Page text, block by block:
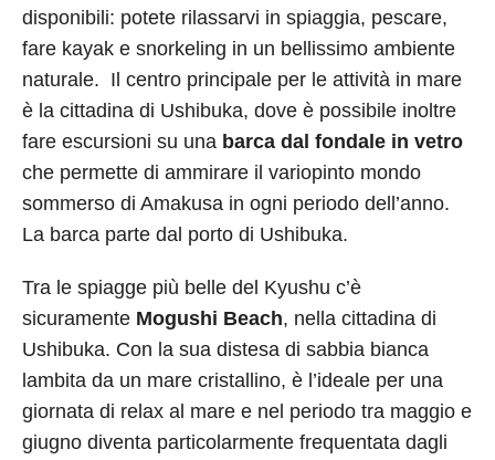
disponibili: potete rilassarvi in spiaggia, pescare,
fare kayak e snorkeling in un bellissimo ambiente
naturale. Il centro principale per le attività in mare
è la cittadina di Ushibuka, dove è possibile inoltre
fare escursioni su una barca dal fondale in vetro
che permette di ammirare il variopinto mondo
sommerso di Amakusa in ogni periodo dell’anno.
La barca parte dal porto di Ushibuka.
Tra le spiagge più belle del Kyushu c’è
sicuramente Mogushi Beach, nella cittadina di
Ushibuka. Con la sua distesa di sabbia bianca
lambita da un mare cristallino, è l’ideale per una
giornata di relax al mare e nel periodo tra maggio e
giugno diventa particolarmente frequentata dagli